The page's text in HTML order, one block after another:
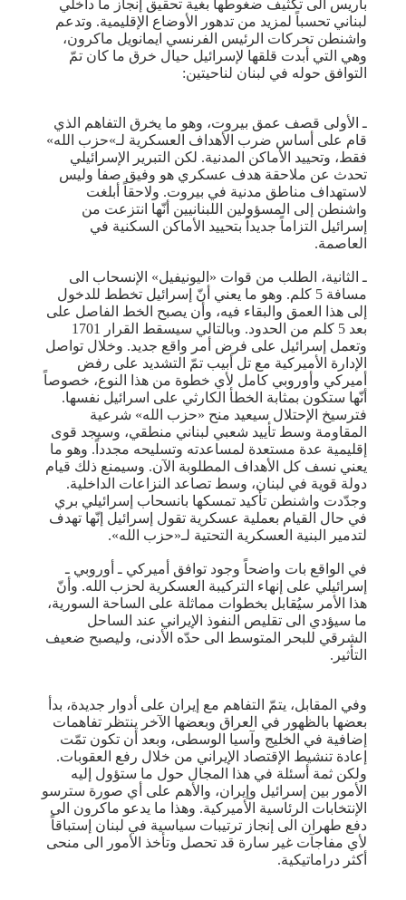
باريس الى تكثيف ضغوطها بغية تحقيق إنجاز ما داخلي
لبناني تحسباً لمزيد من تدهور الأوضاع الإقليمية. وتدعم
واشنطن تحركات الرئيس الفرنسي ايمانويل ماكرون،
وهي التي أبدت قلقها لإسرائيل حيال خرق ما كان تمّ
التوافق حوله في لبنان لناحيتين:
ـ الأولى قصف عمق بيروت، وهو ما يخرق التفاهم الذي
قام على أساس ضرب الأهداف العسكرية لـ»حزب الله»
فقط، وتحييد الأماكن المدنية. لكن التبرير الإسرائيلي
تحدث عن ملاحقة هدف عسكري هو وفيق صفا وليس
لاستهداف مناطق مدنية في بيروت. ولاحقاً أبلغت
واشنطن إلى المسؤولين اللبنانيين أنّها انتزعت من
إسرائيل التزاماً جديداً بتحييد الأماكن السكنية في
العاصمة.
ـ الثانية، الطلب من قوات «اليونيفيل» الإنسحاب الى
مسافة 5 كلم. وهو ما يعني أنّ إسرائيل تخطط للدخول
إلى هذا العمق والبقاء فيه، وأن يصبح الخط الفاصل على
بعد 5 كلم من الحدود. وبالتالي سيسقط القرار 1701
وتعمل إسرائيل على فرض أمر واقع جديد. وخلال تواصل
الإدارة الأميركية مع تل أبيب تمّ التشديد على رفض
أميركي وأوروبي كامل لأي خطوة من هذا النوع، خصوصاً
أنّها ستكون بمثابة الخطأ الكارثي على اسرائيل نفسها.
فترسيخ الإحتلال سيعيد منح «حزب الله» شرعية
المقاومة وسط تأييد شعبي لبناني منطقي، وسيجد قوى
إقليمية عدة مستعدة لمساعدته وتسليحه مجدداً. وهو ما
يعني نسف كل الأهداف المطلوبة الآن. وسيمنع ذلك قيام
دولة قوية في لبنان، وسط تصاعد النزاعات الداخلية.
وجدّدت واشنطن تأكيد تمسكها بانسحاب إسرائيلي بري
في حال القيام بعملية عسكرية تقول إسرائيل إنّها تهدف
لتدمير البنية العسكرية التحتية لـ«حزب الله».
في الواقع بات واضحاً وجود توافق أميركي ـ أوروبي ـ
إسرائيلي على إنهاء التركيبة العسكرية لحزب الله. وأنّ
هذا الأمر سيُقابل بخطوات مماثلة على الساحة السورية،
ما سيؤدي الى تقليص النفوذ الإيراني عند الساحل
الشرقي للبحر المتوسط الى حدّه الأدنى، وليصبح ضعيف
التأثير.
وفي المقابل، يتمّ التفاهم مع إيران على أدوار جديدة، بدأ
بعضها بالظهور في العراق وبعضها الآخر ينتظر تفاهمات
إضافية في الخليج وآسيا الوسطى، وبعد أن تكون تمّت
إعادة تنشيط الإقتصاد الإيراني من خلال رفع العقوبات.
ولكن ثمة أسئلة في هذا المجال حول ما ستؤول إليه
الأمور بين إسرائيل وإيران، والأهم على أي صورة سترسو
الإنتخابات الرئاسية الأميركية. وهذا ما يدعو ماكرون الى
دفع طهران الى إنجاز ترتيبات سياسية في لبنان إستباقاً
لأي مفاجآت غير سارة قد تحصل وتأخذ الأمور الى منحى
أكثر دراماتيكية.